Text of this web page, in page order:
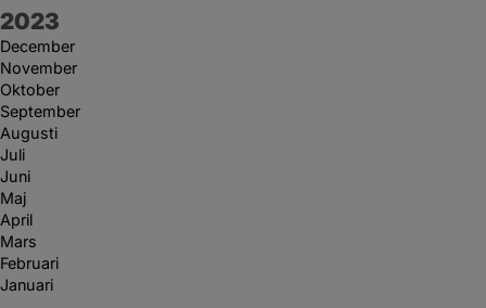
År:
2023
December
November
Oktober
September
Augusti
Juli
Juni
Maj
April
Mars
Februari
Januari